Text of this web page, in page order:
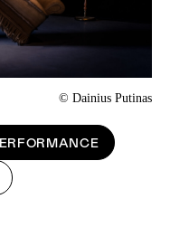
© Dainius Putinas